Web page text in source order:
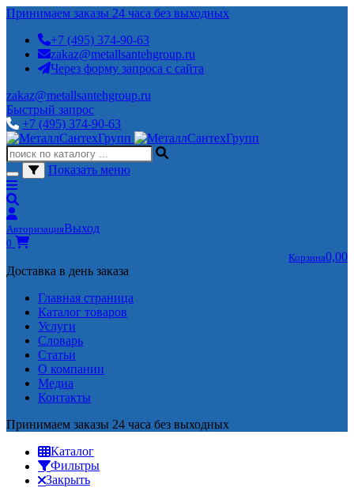
Принимаем заказы 24 часа без выходных
+7 (495) 374-90-63
zakaz@metallsantehgroup.ru
Через форму запроса с сайта
zakaz@metallsantehgroup.ru
Быстрый запрос
+7 (495) 374-90-63
Показать меню
АвторизацияВыход
0
Корзина0,00
Доставка в день заказа
Главная страница
Каталог товаров
Услуги
Словарь
Статьи
О компании
Медиа
Контакты
Принимаем заказы 24 часа без выходных
Каталог
Фильтры
Закрыть